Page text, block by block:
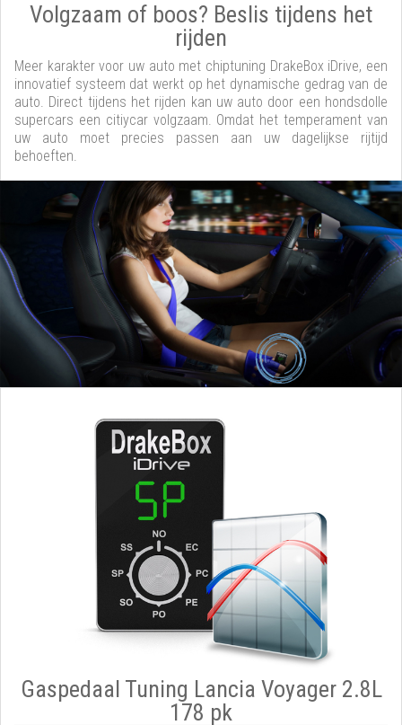
Volgzaam of boos? Beslis tijdens het
rijden
Meer karakter voor uw auto met chiptuning DrakeBox iDrive, een
innovatief systeem dat werkt op het dynamische gedrag van de
auto. Direct tijdens het rijden kan uw auto door een hondsdolle
supercars een citiycar volgzaam. Omdat het temperament van
uw auto moet precies passen aan uw dagelijkse rijtijd
behoeften.
Gaspedaal Tuning Lancia Voyager 2.8L
178 pk